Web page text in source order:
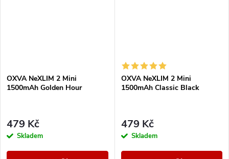
OXVA NeXLIM 2 Mini
1500mAh Golden Hour
479 Kč
Skladem
OXVA NeXLIM 2 Mini
1500mAh Classic Black
479 Kč
Skladem